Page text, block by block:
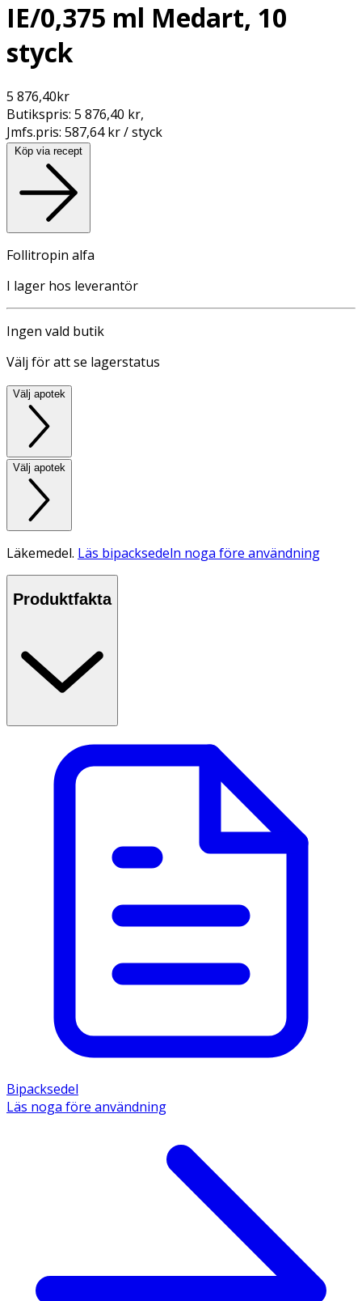
IE/0,375 ml Medart, 10
styck
5 876,40kr
Butikspris: 5 876,40 kr,
Jmfs.pris: 587,64 kr / styck
Köp via recept
Follitropin alfa
I lager hos leverantör
Ingen vald butik
Välj för att se lagerstatus
Välj apotek
Välj apotek
Läkemedel. Läs bipacksedeln noga före användning
Produktfakta
Bipacksedel
Läs noga före användning